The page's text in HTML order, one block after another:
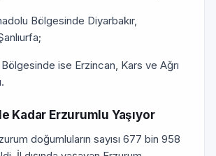
Bölgesinde Diyarbakır,
ise Erzincan, Kars ve Ağrı
Kadar Erzurumlu Yaşıyor
doğumluların sayısı 677 bin 958